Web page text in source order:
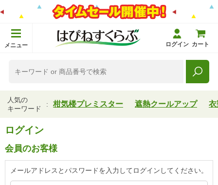
メニュー ログイン カート
人気の
キーワード
柑気楼プレミスター 遮熱クールアップ 衣
ログイン
会員のお客様
メールアドレスとパスワードを入力してログインしてください。